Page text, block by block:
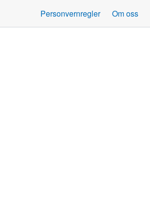
Personvernregler Om oss